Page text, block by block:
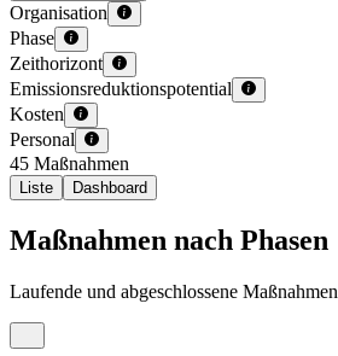
Organisation
Phase
Zeithorizont
Emissionsreduktionspotential
Kosten
Personal
45 Maßnahmen
Liste Dashboard
Maßnahmen nach Phasen
Laufende und abgeschlossene Maßnahmen